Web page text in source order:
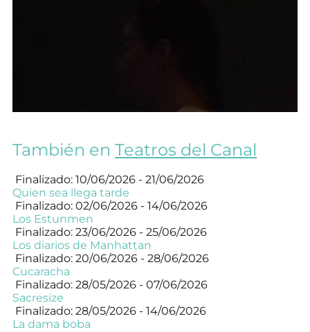
También en Teatros del Canal
Finalizado: 10/06/2026 - 21/06/2026
Quien sea llega tarde
Finalizado: 02/06/2026 - 14/06/2026
Los Estunmen
Finalizado: 23/06/2026 - 25/06/2026
Los diarios de Manhattan
Finalizado: 20/06/2026 - 28/06/2026
Cucaracha
Finalizado: 28/05/2026 - 07/06/2026
Sacresize
Finalizado: 28/05/2026 - 14/06/2026
La dama boba